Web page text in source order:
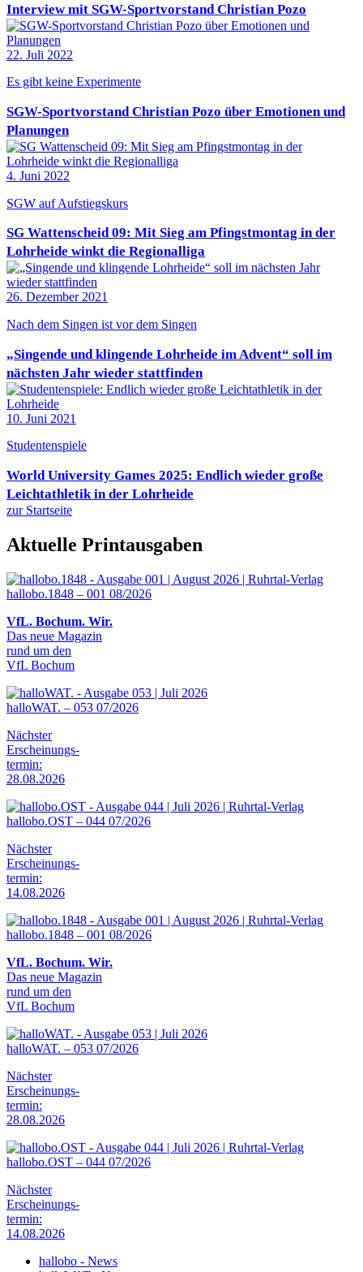
Interview mit SGW-Sportvorstand Christian Pozo
22. Juli 2022
Es gibt keine Experimente
SGW-Sportvorstand Christian Pozo über Emotionen und
Planungen
4. Juni 2022
SGW auf Aufstiegskurs
SG Wattenscheid 09: Mit Sieg am Pfingstmontag in der
Lohrheide winkt die Regionalliga
26. Dezember 2021
Nach dem Singen ist vor dem Singen
„Singende und klingende Lohrheide im Advent“ soll im
nächsten Jahr wieder stattfinden
10. Juni 2021
Studentenspiele
World University Games 2025: Endlich wieder große
Leichtathletik in der Lohrheide
zur Startseite
Aktuelle Printausgaben
hallobo.1848 – 001 08/2026
VfL. Bochum. Wir.
Das neue Magazin
rund um den
VfL Bochum
halloWAT. – 053 07/2026
Nächster
Erscheinungs-
termin:
28.08.2026
hallobo.OST – 044 07/2026
Nächster
Erscheinungs-
termin:
14.08.2026
hallobo.1848 – 001 08/2026
VfL. Bochum. Wir.
Das neue Magazin
rund um den
VfL Bochum
halloWAT. – 053 07/2026
Nächster
Erscheinungs-
termin:
28.08.2026
hallobo.OST – 044 07/2026
Nächster
Erscheinungs-
termin:
14.08.2026
hallobo - News